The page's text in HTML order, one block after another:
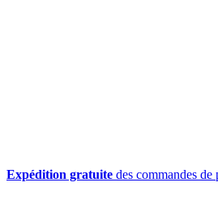
Expédition gratuite des commandes de